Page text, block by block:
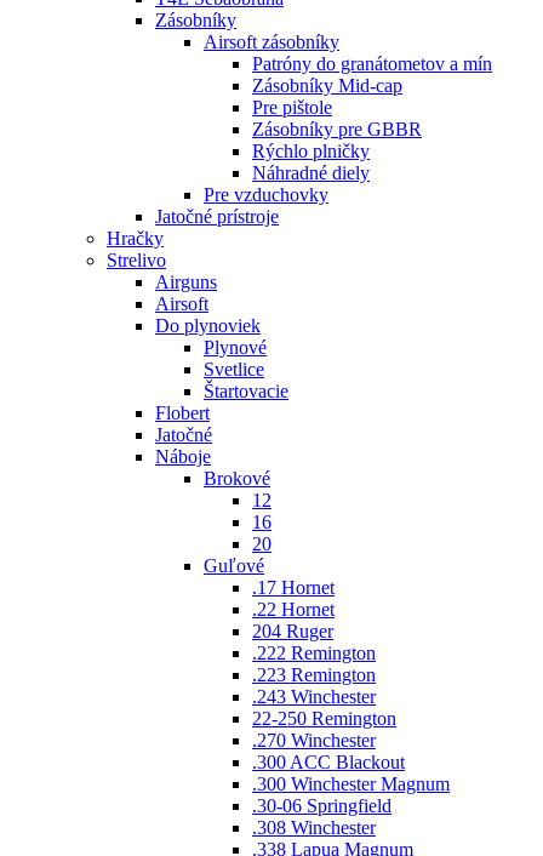
Zásobníky
Airsoft zásobníky
Patróny do granátometov a mín
Zásobníky Mid-cap
Pre pištole
Zásobníky pre GBBR
Rýchlo plničky
Náhradné diely
Pre vzduchovky
Jatočné prístroje
Hračky
Strelivo
Airguns
Airsoft
Do plynoviek
Plynové
Svetlice
Štartovacie
Flobert
Jatočné
Náboje
Brokové
12
16
20
Guľové
.17 Hornet
.22 Hornet
204 Ruger
.222 Remington
.223 Remington
.243 Winchester
22-250 Remington
.270 Winchester
.300 ACC Blackout
.300 Winchester Magnum
.30-06 Springfield
.308 Winchester
.338 Lapua Magnum